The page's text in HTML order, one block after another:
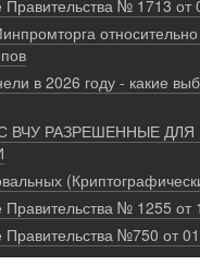
Правительства № 1713 от
в 2026 году - какие
ВЧУ РАЗРЕШЕННЫЕ ДЛЯ
Правительства № 1255 от
Правительства №750 от